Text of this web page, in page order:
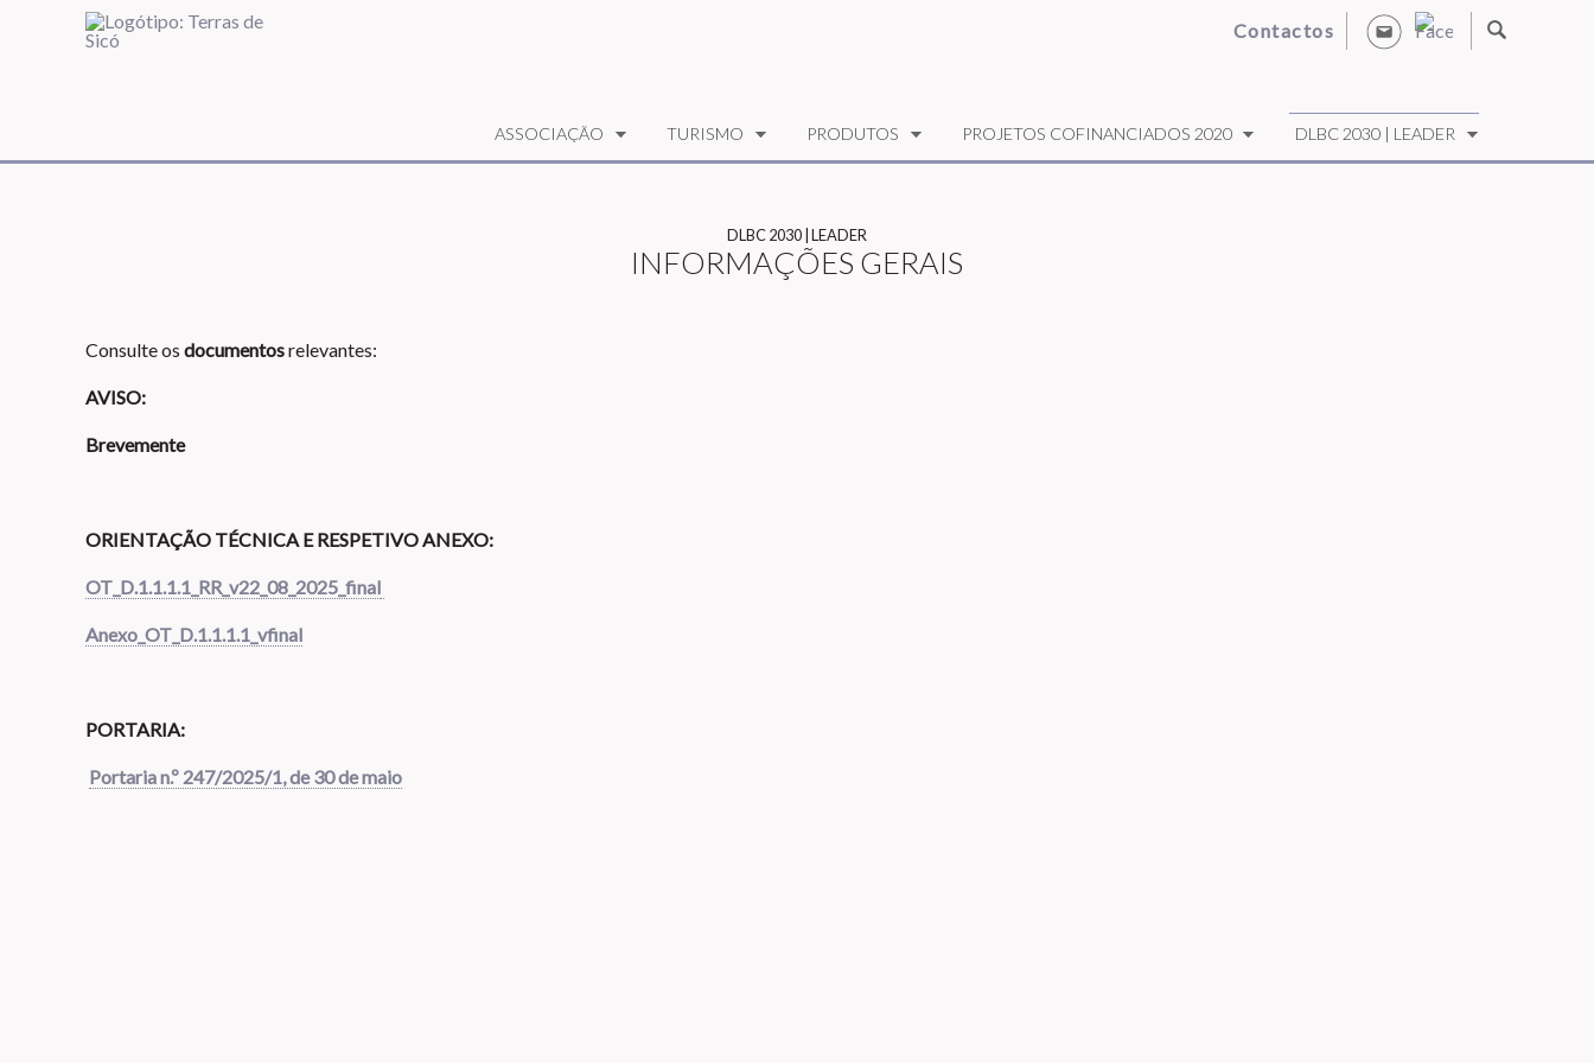
Contactos
ASSOCIAÇÃO TURISMO PRODUTOS PROJETOS COFINANCIADOS 2020 DLBC 2030 | LEADER
DLBC 2030 | LEADER
INFORMAÇÕES GERAIS
Consulte os documentosrelevantes:
AVISO:
Brevemente
ORIENTAÇÃO TÉCNICA E RESPETIVO ANEXO:
OT_D.1.1.1.1_RR_v22_08_2025_final
Anexo_OT_D.1.1.1.1_vfinal
PORTARIA:
Portaria n.º 247/2025/1, de 30 de maio